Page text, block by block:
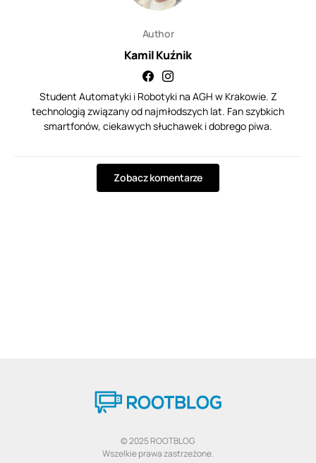
Author
Kamil Kuźnik
Student Automatyki i Robotyki na AGH w Krakowie. Z
technologią związany od najmłodszych lat. Fan szybkich
smartfonów, ciekawych słuchawek i dobrego piwa.
Zobacz komentarze
© 2025 ROOTBLOG
Wszelkie prawa zastrzeżone.